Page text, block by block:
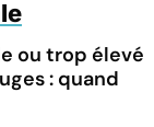
ou trop élevé
: quand